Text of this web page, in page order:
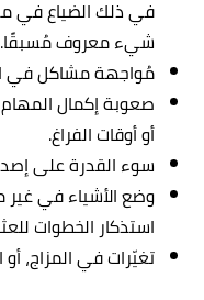
في ذلك الضياع في
شيء معروف مُسبقًا.
مُواجهة مشاكل في
صعوبة إكمال المهام
أو أوقات الفراغ.
سوء القدرة على
وضع الأشياء في غير
استذكار الخطوات
تغيّرات في المزاج،